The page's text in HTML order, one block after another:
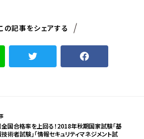
の記事をシェアする
全国合格率を上回る！2018年秋期国家試験「基
術者試験」「情報セキュリティマネジメント試